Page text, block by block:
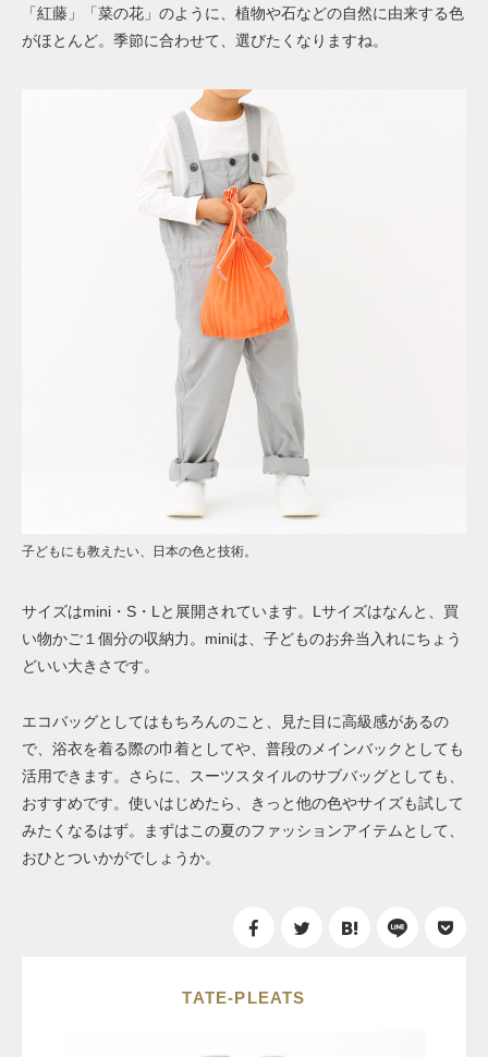
「紅藤」「菜の花」のように、植物や石などの自然に由来する色
がほとんど。季節に合わせて、選びたくなりますね。
子どもにも教えたい、日本の色と技術。
サイズはmini・S・Lと展開されています。Lサイズはなんと、買
い物かご１個分の収納力。miniは、子どものお弁当入れにちょう
どいい大きさです。
エコバッグとしてはもちろんのこと、見た目に高級感があるの
で、浴衣を着る際の巾着としてや、普段のメインバックとしても
活用できます。さらに、スーツスタイルのサブバッグとしても、
おすすめです。使いはじめたら、きっと他の色やサイズも試して
みたくなるはず。まずはこの夏のファッションアイテムとして、
おひとついかがでしょうか。
TATE-PLEATS